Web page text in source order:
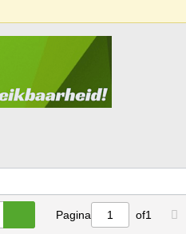
Pagina of1